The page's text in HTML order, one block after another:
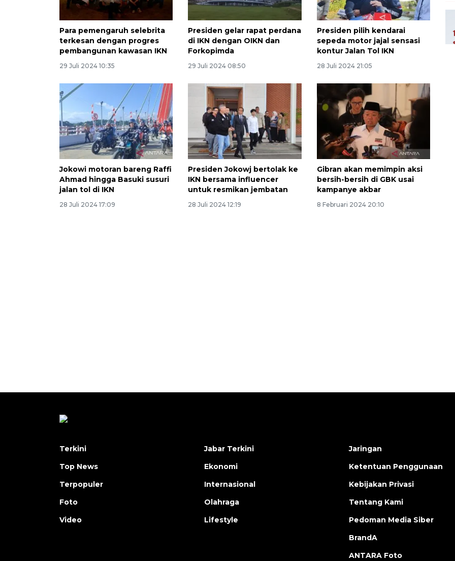
Para pemengaruh selebrita
terkesan dengan progres
pembangunan kawasan IKN
29 Juli 2024 10:35
Presiden gelar rapat perdana
di IKN dengan OIKN dan
Forkopimda
29 Juli 2024 08:50
Presiden pilih kendarai
sepeda motor jajal sensasi
kontur Jalan Tol IKN
28 Juli 2024 21:05
Jokowi motoran bareng Raffi
Ahmad hingga Basuki susuri
jalan tol di IKN
28 Juli 2024 17:09
Presiden Jokowj bertolak ke
IKN bersama influencer
untuk resmikan jembatan
28 Juli 2024 12:19
Gibran akan memimpin aksi
bersih-bersih di GBK usai
kampanye akbar
8 Februari 2024 20:10
Terkini
Top News
Terpopuler
Foto
Video
Jabar Terkini
Ekonomi
Internasional
Olahraga
Lifestyle
Jaringan
Ketentuan Penggunaan
Kebijakan Privasi
Tentang Kami
Pedoman Media Siber
BrandA
ANTARA Foto